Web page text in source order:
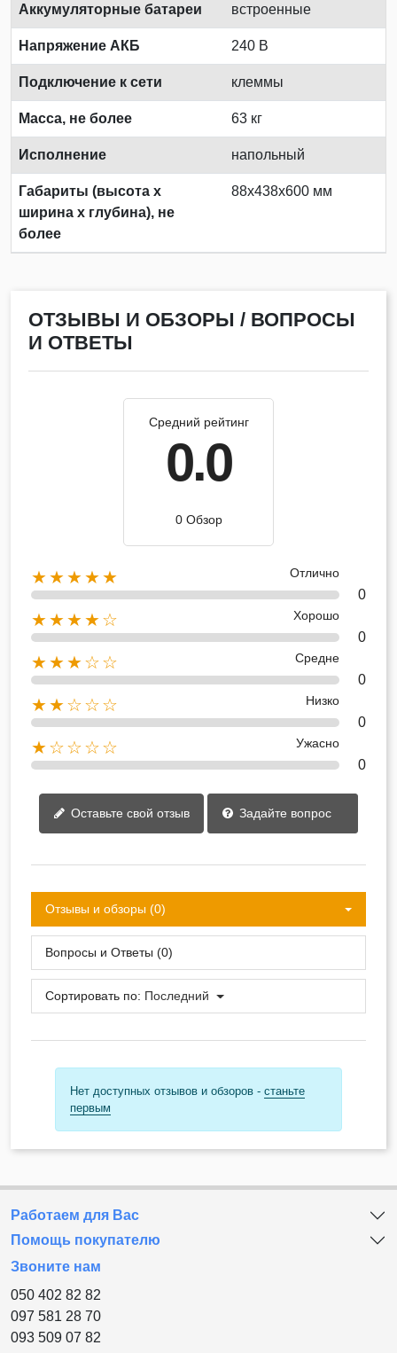
Аккумуляторные батареи встроенные
Напряжение АКБ 240 В
Подключение к сети клеммы
Масса, не более 63 кг
Исполнение напольный
Габариты (высота х
ширина х глубина), не
более
88x438x600 мм
ОТЗЫВЫ И ОБЗОРЫ / ВОПРОСЫ
И ОТВЕТЫ
Средний рейтинг
0.0
0 Обзор
★★★★★ Отлично
0
★★★★☆ Хорошо
0
★★★☆☆ Средне
0
★★☆☆☆ Низко
0
★☆☆☆☆ Ужасно
0
Оставьте свой отзыв Задайте вопрос
Отзывы и обзоры (0)
Вопросы и Ответы (0)
Сортировать по: Последний
Нет доступных отзывов и обзоров - станьте
первым
Работаем для Вас
Помощь покупателю
Звоните нам
050 402 82 82
097 581 28 70
093 509 07 82